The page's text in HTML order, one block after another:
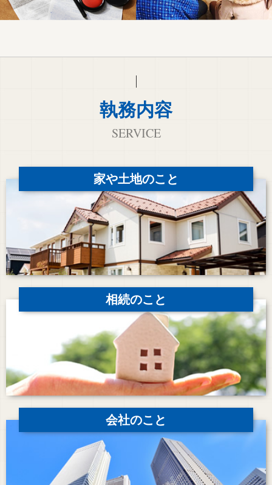
執務内容
SERVICE
家や土地のこと
相続のこと
会社のこと